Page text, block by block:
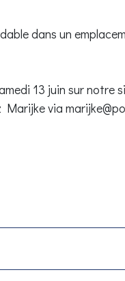
dans un
13 juin sur notre
via